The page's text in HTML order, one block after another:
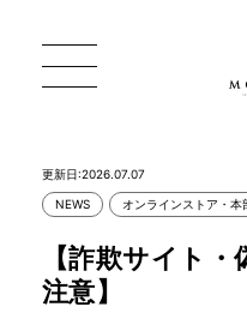
更新日:2026.07.07
NEWS オンラインストア・本
【詐欺サイト
注意】